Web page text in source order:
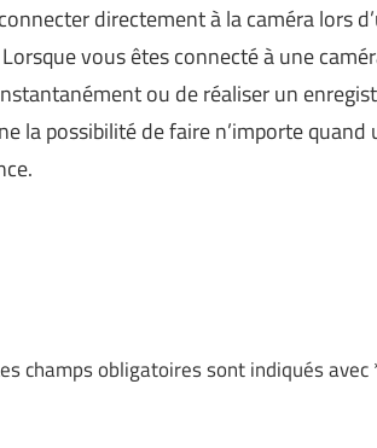
directement à la caméra lors
vous êtes connecté à une
ou de réaliser un
la possibilité de faire n’importe quand
champs obligatoires sont indiqués avec